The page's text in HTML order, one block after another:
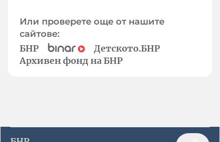
Или проверете още от нашите
сайтове:
БНР
Детското.БНР
Архивен фонд на БНР